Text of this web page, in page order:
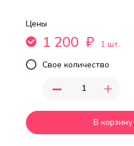
Цены
1 200 ₽
1 шт.
Свое количество
- +
В корзину